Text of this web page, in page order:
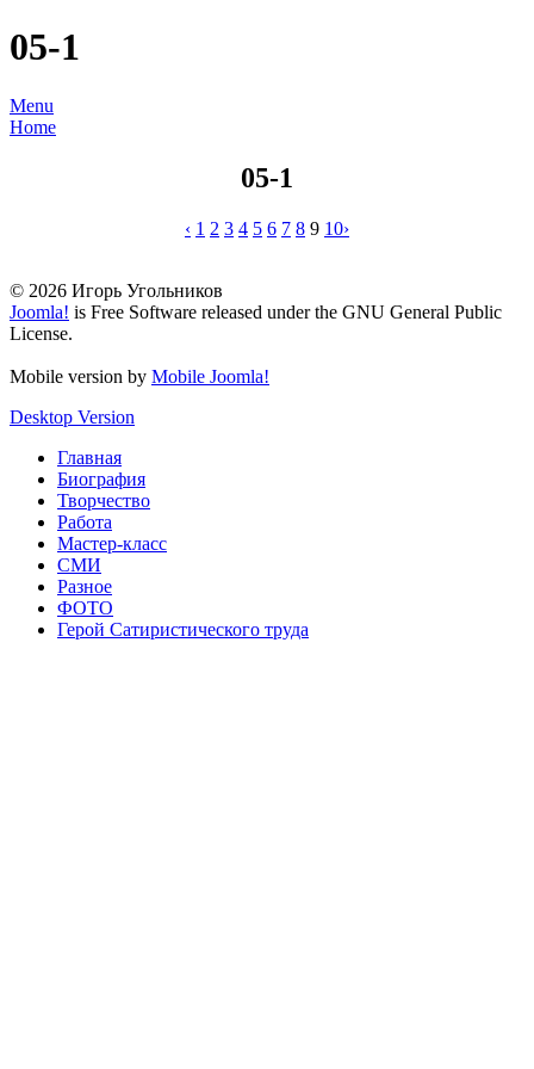
05-1
Menu
Home
05-1
‹ 1 2 3 4 5 6 7 8 9 10›
© 2026 Игорь Угольников
Joomla! is Free Software released under the GNU General Public
License.
Mobile version by Mobile Joomla!
Desktop Version
Главная
Биография
Творчество
Работа
Мастер-класс
СМИ
Разное
ФОТО
Герой Сатиристического труда